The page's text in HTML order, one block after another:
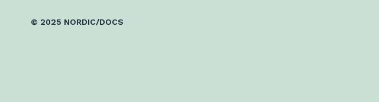
© 2025 NORDIC/DOCS